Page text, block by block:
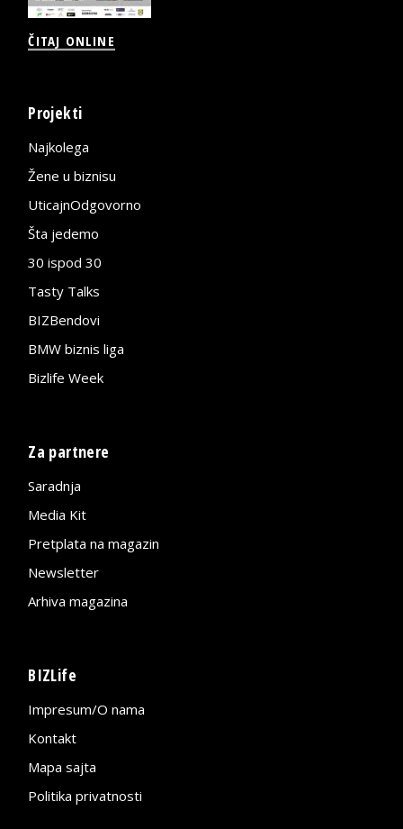
ČITAJ ONLINE
Projekti
Najkolega
Žene u biznisu
UticajnOdgovorno
Šta jedemo
30 ispod 30
Tasty Talks
BIZBendovi
BMW biznis liga
Bizlife Week
Za partnere
Saradnja
Media Kit
Pretplata na magazin
Newsletter
Arhiva magazina
BIZLife
Impresum/O nama
Kontakt
Mapa sajta
Politika privatnosti